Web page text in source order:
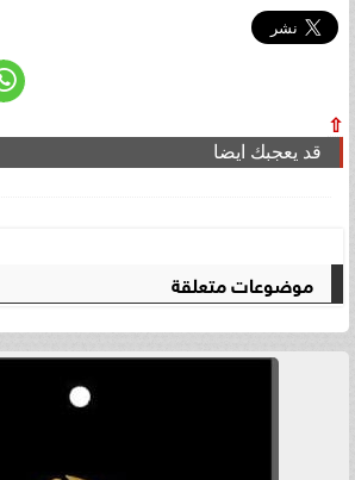
⇧
قد يعجبك ايضا
موضوعات متعلقة